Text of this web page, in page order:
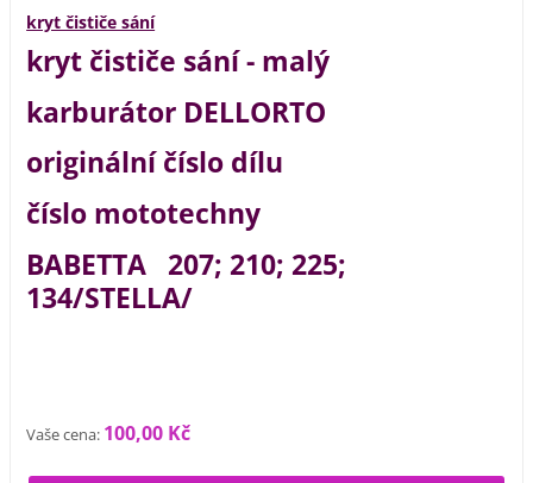
kryt čističe sání
kryt čističe sání - malý
karburátor DELLORTO
originální číslo dílu
číslo mototechny
BABETTA 207; 210; 225;
134/STELLA/
Vaše cena: 100,00 Kč